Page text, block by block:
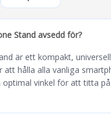
Stand avsedd för?
är ett kompakt,
hålla alla vanliga
optimal vinkel för att titta